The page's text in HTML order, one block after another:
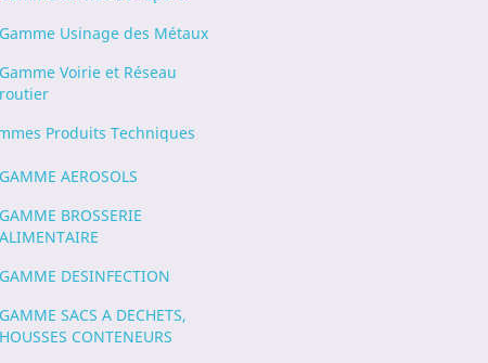
Gamme Usinage des Métaux
Gamme Voirie et Réseau
routier
Produits Techniques
GAMME AEROSOLS
GAMME BROSSERIE
ALIMENTAIRE
GAMME DESINFECTION
GAMME SACS A DECHETS,
HOUSSES CONTENEURS